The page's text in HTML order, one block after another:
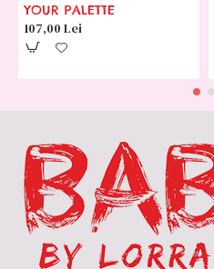
YOUR PALETTE
107,00 Lei